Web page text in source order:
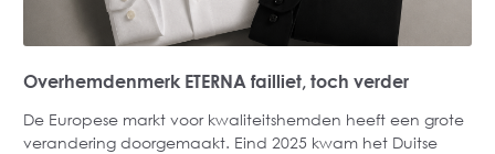
Overhemdenmerk ETERNA failliet, toch verder
De Europese markt voor kwaliteitshemden heeft een grote
verandering doorgemaakt. Eind 2025 kwam het Duitse